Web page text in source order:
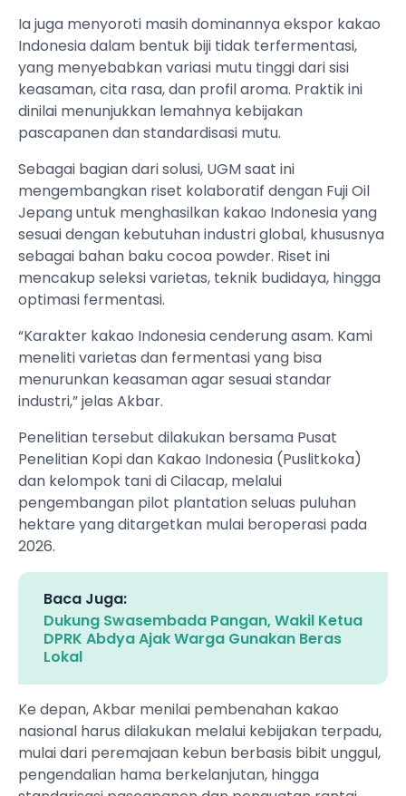
Ia juga menyoroti masih dominannya ekspor kakao
Indonesia dalam bentuk biji tidak terfermentasi,
yang menyebabkan variasi mutu tinggi dari sisi
keasaman, cita rasa, dan profil aroma. Praktik ini
dinilai menunjukkan lemahnya kebijakan
pascapanen dan standardisasi mutu.
Sebagai bagian dari solusi, UGM saat ini
mengembangkan riset kolaboratif dengan Fuji Oil
Jepang untuk menghasilkan kakao Indonesia yang
sesuai dengan kebutuhan industri global, khususnya
sebagai bahan baku cocoa powder. Riset ini
mencakup seleksi varietas, teknik budidaya, hingga
optimasi fermentasi.
“Karakter kakao Indonesia cenderung asam. Kami
meneliti varietas dan fermentasi yang bisa
menurunkan keasaman agar sesuai standar
industri,” jelas Akbar.
Penelitian tersebut dilakukan bersama Pusat
Penelitian Kopi dan Kakao Indonesia (Puslitkoka)
dan kelompok tani di Cilacap, melalui
pengembangan pilot plantation seluas puluhan
hektare yang ditargetkan mulai beroperasi pada
2026.
Baca Juga:
Dukung Swasembada Pangan, Wakil Ketua
DPRK Abdya Ajak Warga Gunakan Beras
Lokal
Ke depan, Akbar menilai pembenahan kakao
nasional harus dilakukan melalui kebijakan terpadu,
mulai dari peremajaan kebun berbasis bibit unggul,
pengendalian hama berkelanjutan, hingga